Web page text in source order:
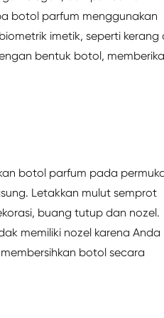
botol parfum menggunakan
imetik, seperti kerang
bentuk botol,
botol parfum pada
Letakkan mulut semprot
buang tutup dan nozel.
memiliki nozel karena Anda
botol secara